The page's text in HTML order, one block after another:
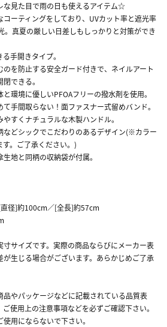
な見た目で雨の日も使えるアイテム☆
コーティングをしており、UVカット率と遮光率
。真夏の厳しい日差しもしっかりと対策ができ
手開きタイプ。
のを防止する安全ガード付きで、ネイルアート
できる。
環境に優しいPFOAフリーの撥水剤を使用。
て手間取らない！面ファスナー式留めバンド。
すくナチュラルな木製ハンドル。
などシックでこだわりのあるデザイン(※カラー
。ご了承ください。)
地と同柄の収納袋が付属。
径]約100cm／[全長]約57cm
サイズです。実際の商品ならびにメーカー表
生じる場合がございます。あらかじめご了承
やパッケージなどに記載されている品質表
使用上の注意事項などを必ずご確認下さい。
用にならないで下さい。